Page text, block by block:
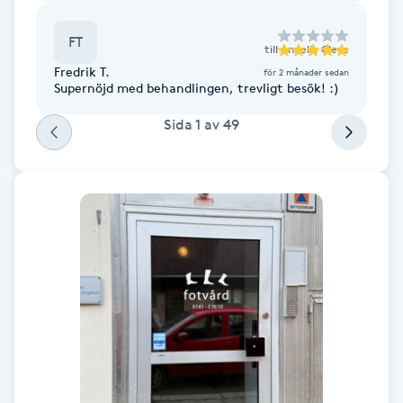
Face framing
Faceliftmassage
Fet hårbotten
Fettreducering
Fibromassage
FT till Annelie Cleve
Fredrik T. för 2 månader sedan
Supernöjd med behandlingen, trevligt besök! :)
Sida 1 av 49